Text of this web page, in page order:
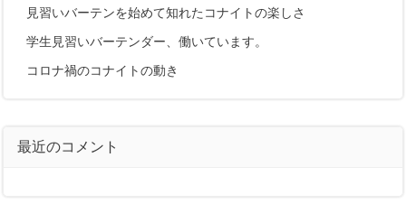
見習いバーテンを始めて知れたコナイトの楽しさ
学生見習いバーテンダー、働いています。
コロナ禍のコナイトの動き
最近のコメント